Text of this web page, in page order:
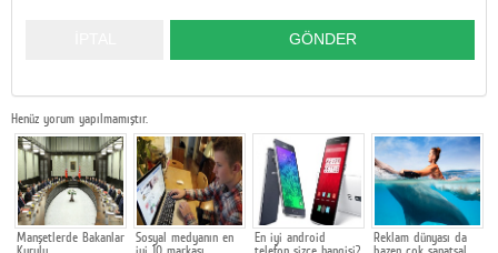
Henüz yorum yapılmamıştır.
Manşetlerde Bakanlar
Sosyal medyanın en
En iyi android
Reklam dünyası da